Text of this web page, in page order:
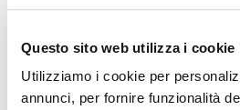
Questo sito web utilizza i cookie
Utilizziamo i cookie per
annunci, per fornire funzionalità
Caratteristiche
Capacity (ml) : 1,5
Material : PP green